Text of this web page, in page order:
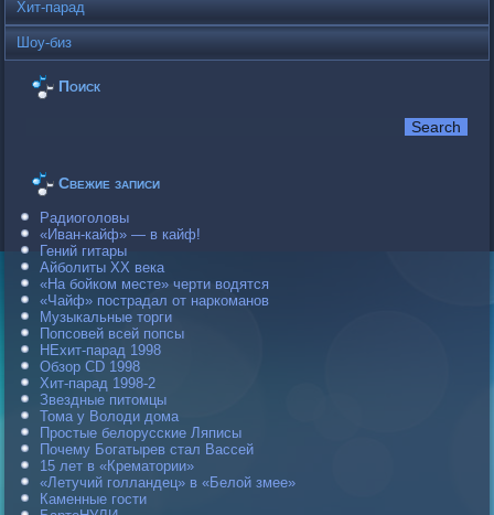
Хит-парад
Шоу-биз
Поиск
Свежие записи
Радиоголовы
«Иван-кайф» — в кайф!
Гений гитары
Айболиты ХХ века
«На бойком месте» черти водятся
«Чайф» пострадал от наркоманов
Музыкальные торги
Попсовей всей попсы
НЕхит-парад 1998
Обзор CD 1998
Хит-парад 1998-2
Звездные питомцы
Тома у Володи дома
Простые белорусские Ляписы
Почему Богатырев стал Вассей
15 лет в «Крематории»
«Летучий голландец» в «Белой змее»
Каменные гости